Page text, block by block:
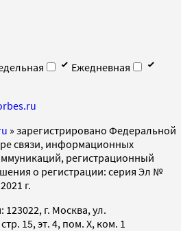
Ежедневная
» зарегистрировано Федеральной
связи, информационных
регистрационный
о регистрации: серия Эл №
г.
г. Москва, ул.
15, эт. 4, пом. X, ком. 1